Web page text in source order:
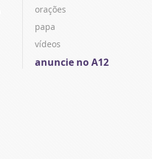
orações
papa
vídeos
anuncie no A12